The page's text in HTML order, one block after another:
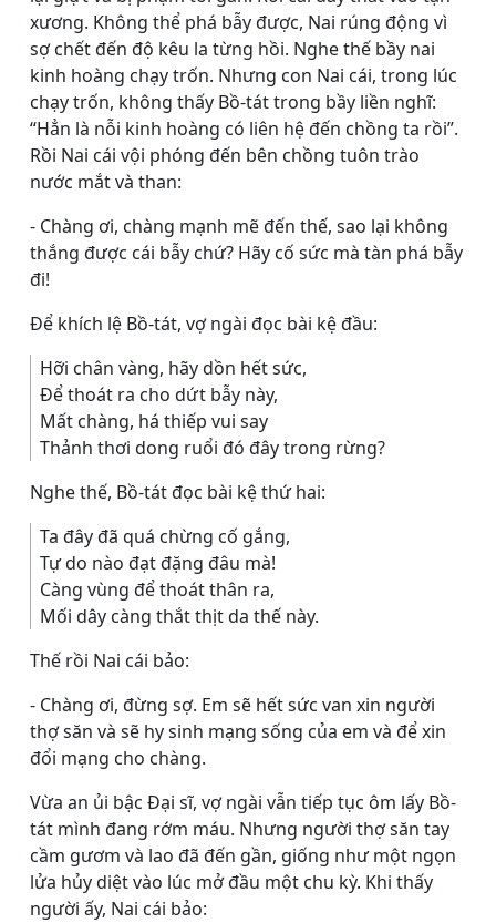
xương. Không thể phá bẫy được, Nai rúng động vì
sợ chết đến độ kêu la từng hồi. Nghe thế bầy nai
kinh hoàng chạy trốn. Nhưng con Nai cái, trong lúc
chạy trốn, không thấy Bồ-tát trong bầy liền nghĩ:
“Hẳn là nỗi kinh hoàng có liên hệ đến chồng ta rồi”.
Rồi Nai cái vội phóng đến bên chồng tuôn trào
nước mắt và than:
- Chàng ơi, chàng mạnh mẽ đến thế, sao lại không
thắng được cái bẫy chứ? Hãy cố sức mà tàn phá bẫy
đi!
Ðể khích lệ Bồ-tát, vợ ngài đọc bài kệ đầu:
Hỡi chân vàng, hãy dồn hết sức,
Ðể thoát ra cho dứt bẫy này,
Mất chàng, há thiếp vui say
Thảnh thơi dong ruổi đó đây trong rừng?
Nghe thế, Bồ-tát đọc bài kệ thứ hai:
Ta đây đã quá chừng cố gắng,
Tự do nào đạt đặng đâu mà!
Càng vùng để thoát thân ra,
Mối dây càng thắt thịt da thế này.
Thế rồi Nai cái bảo:
- Chàng ơi, đừng sợ. Em sẽ hết sức van xin người
thợ săn và sẽ hy sinh mạng sống của em và để xin
đổi mạng cho chàng.
Vừa an ủi bậc Ðại sĩ, vợ ngài vẫn tiếp tục ôm lấy Bồ-
tát mình đang rớm máu. Nhưng người thợ săn tay
cầm gươm và lao đã đến gần, giống như một ngọn
lửa hủy diệt vào lúc mở đầu một chu kỳ. Khi thấy
người ấy, Nai cái bảo: